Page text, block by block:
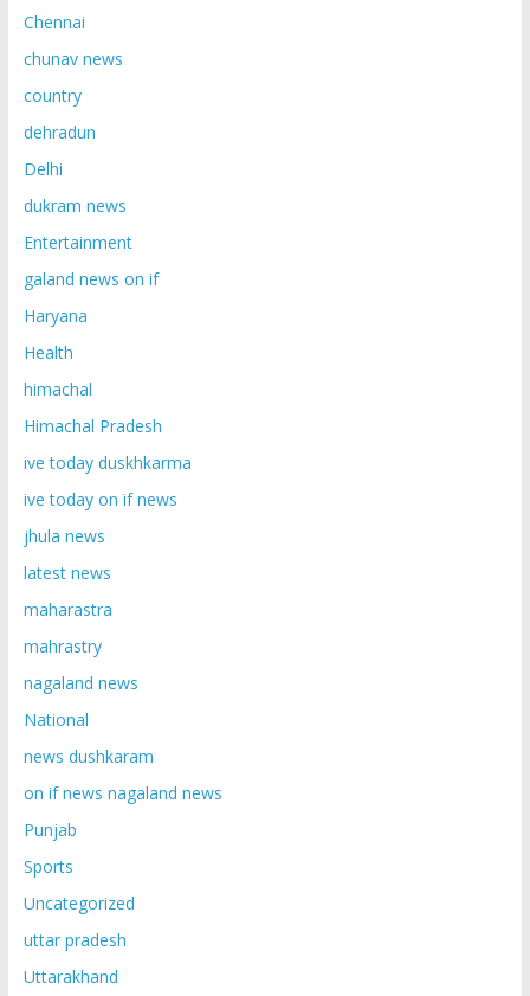
Chennai
chunav news
country
dehradun
Delhi
dukram news
Entertainment
galand news on if
Haryana
Health
himachal
Himachal Pradesh
ive today duskhkarma
ive today on if news
jhula news
latest news
maharastra
mahrastry
nagaland news
National
news dushkaram
on if news nagaland news
Punjab
Sports
Uncategorized
uttar pradesh
Uttarakhand